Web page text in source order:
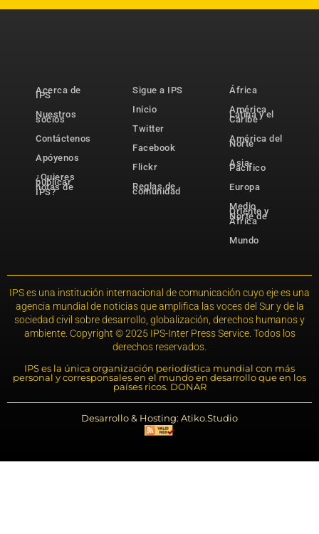
Acerca de
IPS
Nuestros
socios
Contáctenos
Apóyenos
¿Quieres
publicar
notas de
IPS?
Sigue a IPS
Inicio
Twitter
Facebook
Flickr
Reglas de
comunidad
África
América
Latina y el
Caribe
América del
Norte
Asia-
Pacífico
Europa
Medio
Oriente y
Norte de
África
Mundo
IPS es una institución internacional de comunicación cuyo eje es una
agencia mundial de noticias que amplifica las voces del Sur y de la
sociedad civil sobre desarrollo, globalización, derechos humanos y
ambiente. Copyright © 2025 IPS-Inter Press Service. Todos los
derechos reservados.
IPS es la única organización periodística mundial con más
personal y corresponsales en el mundo en desarrollo que en los
países ricos. DONAR
Desarrollo & Hosting: Atiko.Studio